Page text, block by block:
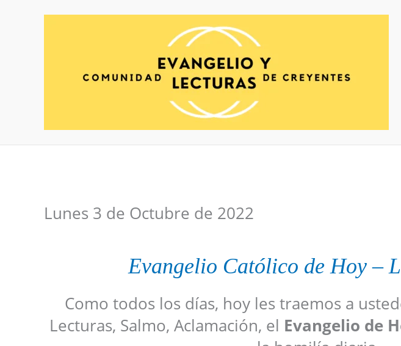
Lunes 3 de Octubre de 2022
Evangelio Católico de Hoy–
Como todos los días, hoy les traemos a
Lecturas, Salmo, Aclamación, el Evangelio de